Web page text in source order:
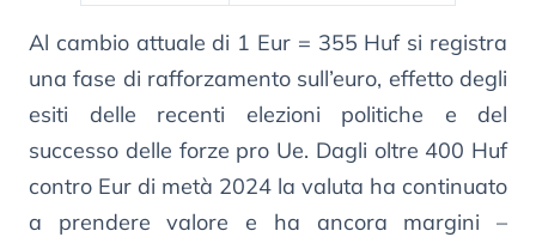
Al cambio attuale di 1 Eur = 355 Huf si registra
una fase di rafforzamento sull’euro, effetto degli
esiti delle recenti elezioni politiche e del
successo delle forze pro Ue. Dagli oltre 400 Huf
contro Eur di metà 2024 la valuta ha continuato
a prendere valore e ha ancora margini –